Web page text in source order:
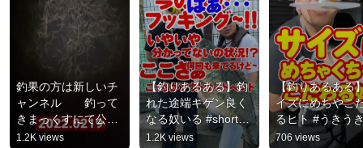
釣果の方は新しいチ
ャンネル　　釣って
きまっくすにて公開
中です【バチ大量の
1.2K views
【釣りあるある】釣
れた途端キゲン良く
なる奴いる #shorts
#うきうきフィッシ
1.2K views
【釣りあるある
イズにめちやこ
るヒト #うきう
ィッシング
706 views